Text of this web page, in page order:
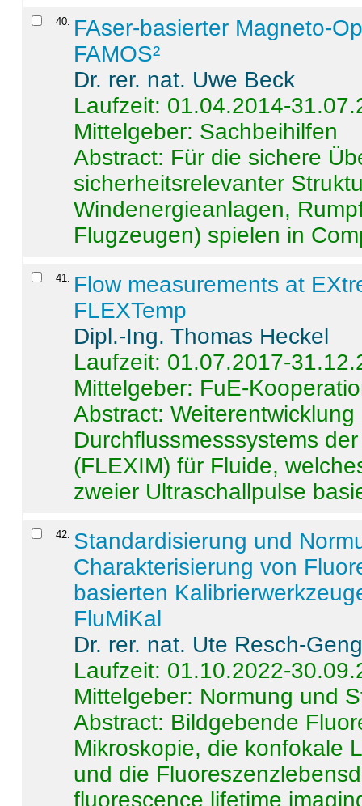
40. FAser-basierter Magneto-
FAMOS²
Dr. rer. nat. Uwe Beck
Laufzeit: 01.04.2014-
Mittelgeber: Sachbeihilfen
Abstract: Für die sichere
sicherheitsrelevanter
Windenergieanlagen,
Flugzeugen) spielen in
41. Flow measurements at
FLEXTemp
Dipl.-Ing. Thomas Heckel
Laufzeit: 01.07.2017-
Mittelgeber: FuE-
Abstract:
Durchflussmesssystems
(FLEXIM) für Fluide,
zweier Ultraschallpulse
42. Standardisierung und
Charakterisierung von
basierten
FluMiKal
Dr. rer. nat. Ute Resch-
Laufzeit: 01.10.2022-
Mittelgeber: Normung und
Abstract: Bildgebende
Mikroskopie, die konfokale
und die
fluorescence lifetime